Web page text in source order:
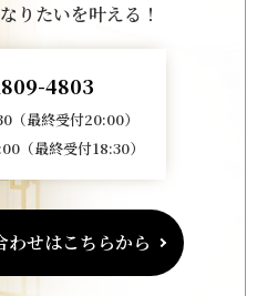
りたいを叶える！
4803
最終受付20:00）
（最終受付18:30）
わせはこちらから